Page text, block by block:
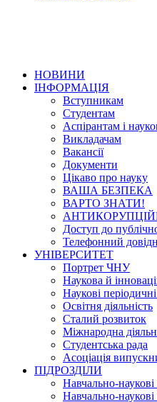
НОВИНИ
ІНФОРМАЦІЯ
Вступникам
Студентам
Аспірантам і
Викладачам
Вакансії
Документи
Цікаво про науку
ВАША БЕЗПЕКА
ВАРТО ЗНАТИ!
Доступ до
Телефонний
УНІВЕРСИТЕТ
Портрет ЧНУ
Наукова й
Наукові
Освітня діяльність
Сталий розвиток
Міжнародна
Студентська рада
Асоціація
ПІДРОЗДІЛИ
Навчально-наукові
Навчально-